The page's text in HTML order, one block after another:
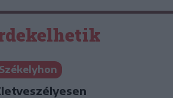
Székelyhon